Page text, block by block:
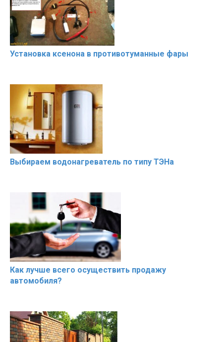
Установка ксенона в противотуманные фары
Выбираем водонагреватель по типу ТЭНа
Как лучше всего осуществить продажу
автомобиля?